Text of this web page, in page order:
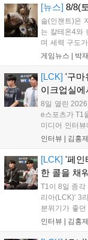
었...
[뉴스] 8/8(
솔(인챈트)은
는 칼테온4와
며 세력 구도
통해 월드 콘
더욱 가속화될
게임뉴스 | 박
[LCK] '구마
이크업실
8일 열린
e스포츠가 T1
미디어 인터
다. 먼저 승리
인터뷰 | 김홍제
[LCK] '페인
한 콜을 채
T1이 8일 종
리아(LCK)' 3
분위기가 좋
을 빼고 신예 '
인터뷰 | 김홍제